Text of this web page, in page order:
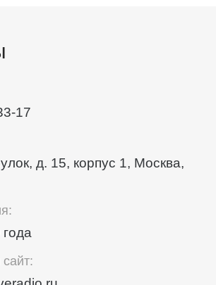
17
д. 15, корпус 1, Москва,